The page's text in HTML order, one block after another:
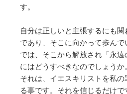
す。
自分は正しいと主張するにも
であり、そこに向かって歩んで
では、そこから解放され「永
にはどうすべきなのでしょうか。
それは、イエスキリストを私
る事です。それを信じるだけ